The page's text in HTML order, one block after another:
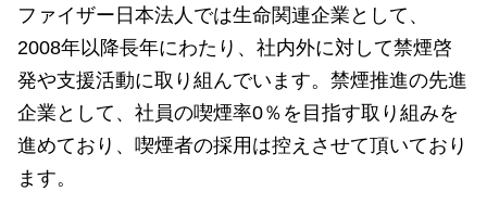
ファイザー日本法人では生命関連企業として、
2008年以降長年にわたり、社内外に対して禁煙啓
発や支援活動に取り組んでいます。禁煙推進の先進
企業として、社員の喫煙率0％を目指す取り組みを
進めており、喫煙者の採用は控えさせて頂いており
ます。